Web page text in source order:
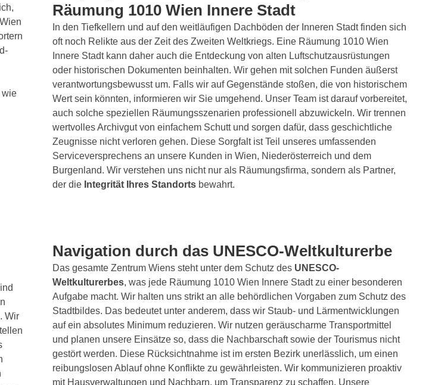
wie
Räumung 1010 Wien Innere Stadt
In den Tiefkellern und auf den weitläufigen Dachböden der Inneren Stadt finden sich
oft noch Relikte aus der Zeit des Zweiten Weltkriegs. Eine Räumung 1010 Wien
Innere Stadt kann daher auch die Entdeckung von alten Luftschutzausrüstungen
oder historischen Dokumenten beinhalten. Wir gehen mit solchen Funden äußerst
verantwortungsbewusst um. Falls wir auf Gegenstände stoßen, die von historischem
Wert sein könnten, informieren wir Sie umgehend. Unser Team ist darauf vorbereitet,
auch solche speziellen Räumungsszenarien professionell abzuwickeln. Wir trennen
wertvolles Archivgut von einfachem Schutt und sorgen dafür, dass geschichtliche
Zeugnisse nicht verloren gehen. Diese Sorgfalt ist Teil unseres umfassenden
Serviceversprechens an unsere Kunden in Wien, Niederösterreich und dem
Burgenland. Wir verstehen uns nicht nur als Räumungsfirma, sondern als Partner,
der die Integrität Ihres Standorts bewahrt.
Wir
Navigation durch das UNESCO-Weltkulturerbe
Das gesamte Zentrum Wiens steht unter dem Schutz des UNESCO-
Weltkulturerbes, was jede Räumung 1010 Wien Innere Stadt zu einer besonderen
Aufgabe macht. Wir halten uns strikt an alle behördlichen Vorgaben zum Schutz des
Stadtbildes. Das bedeutet unter anderem, dass wir Staub- und Lärmentwicklungen
auf ein absolutes Minimum reduzieren. Wir nutzen geräuscharme Transportmittel
und planen unsere Einsätze so, dass die Nachbarschaft sowie der Tourismus nicht
gestört werden. Diese Rücksichtnahme ist im ersten Bezirk unerlässlich, um einen
reibungslosen Ablauf ohne Konflikte zu gewährleisten. Wir kommunizieren proaktiv
mit Hausverwaltungen und Nachbarn, um Transparenz zu schaffen. Unsere